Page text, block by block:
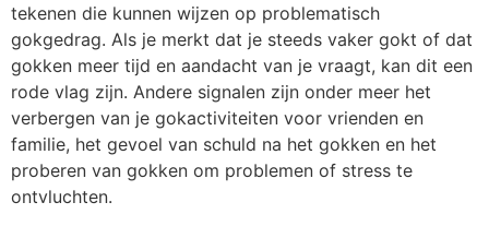
tekenen die kunnen wijzen op problematisch
gokgedrag. Als je merkt dat je steeds vaker gokt of dat
gokken meer tijd en aandacht van je vraagt, kan dit een
rode vlag zijn. Andere signalen zijn onder meer het
verbergen van je gokactiviteiten voor vrienden en
familie, het gevoel van schuld na het gokken en het
proberen van gokken om problemen of stress te
ontvluchten.